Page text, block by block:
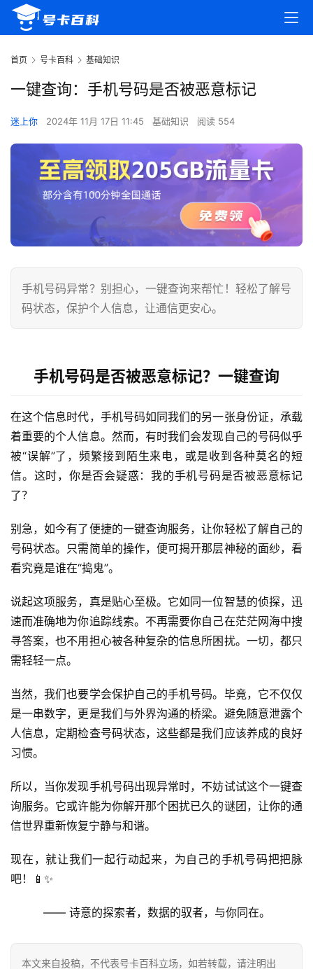
首
页
号
卡
百
防
首页 号卡百科 基础知识
一键查询：手机号码是否被恶意标记
迷上你 2024年 11月 17日 11:45 基础知识 阅读 554
手机号码异常？别担心，一键查询来帮忙！轻松了解号
码状态，保护个人信息，让通信更安心。
手机号码是否被恶意标记？一键查询
在这个信息时代，手机号码如同我们的另一张身份证，承载
着重要的个人信息。然而，有时我们会发现自己的号码似乎
被“误解”了，频繁接到陌生来电，或是收到各种莫名的短
信。这时，你是否会疑惑：我的手机号码是否被恶意标记
了？
别急，如今有了便捷的一键查询服务，让你轻松了解自己的
号码状态。只需简单的操作，便可揭开那层神秘的面纱，看
看究竟是谁在“捣鬼”。
说起这项服务，真是贴心至极。它如同一位智慧的侦探，迅
速而准确地为你追踪线索。不再需要你自己在茫茫网海中搜
寻答案，也不用担心被各种复杂的信息所困扰。一切，都只
需轻轻一点。
当然，我们也要学会保护自己的手机号码。毕竟，它不仅仅
是一串数字，更是我们与外界沟通的桥梁。避免随意泄露个
人信息，定期检查号码状态，这些都是我们应该养成的良好
习惯。
所以，当你发现手机号码出现异常时，不妨试试这个一键查
询服务。它或许能为你解开那个困扰已久的谜团，让你的通
信世界重新恢复宁静与和谐。
现在，就让我们一起行动起来，为自己的手机号码把把脉
吧！📱✨
—— 诗意的探索者，数据的驭者，与你同在。
本文来自投稿，不代表号卡百科立场，如若转载，请注明出